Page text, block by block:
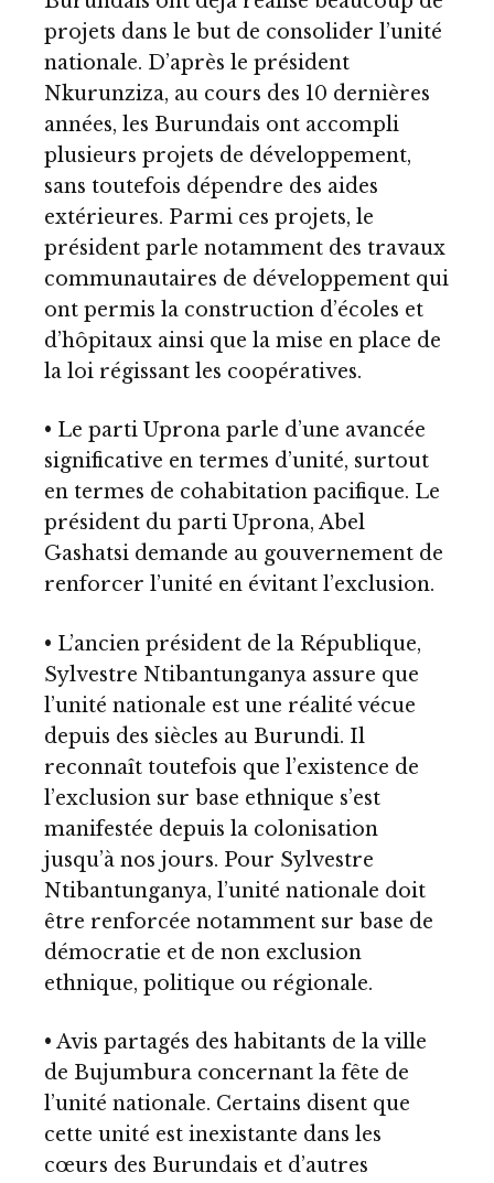
projets dans le but de consolider l’unité
nationale. D’après le président
Nkurunziza, au cours des 10 dernières
années, les Burundais ont accompli
plusieurs projets de développement,
sans toutefois dépendre des aides
extérieures. Parmi ces projets, le
président parle notamment des travaux
communautaires de développement qui
ont permis la construction d’écoles et
d’hôpitaux ainsi que la mise en place de
la loi régissant les coopératives.
• Le parti Uprona parle d’une avancée
significative en termes d’unité, surtout
en termes de cohabitation pacifique. Le
président du parti Uprona, Abel
Gashatsi demande au gouvernement de
renforcer l’unité en évitant l’exclusion.
• L’ancien président de la République,
Sylvestre Ntibantunganya assure que
l’unité nationale est une réalité vécue
depuis des siècles au Burundi. Il
reconnaît toutefois que l’existence de
l’exclusion sur base ethnique s’est
manifestée depuis la colonisation
jusqu’à nos jours. Pour Sylvestre
Ntibantunganya, l’unité nationale doit
être renforcée notamment sur base de
démocratie et de non exclusion
ethnique, politique ou régionale.
• Avis partagés des habitants de la ville
de Bujumbura concernant la fête de
l’unité nationale. Certains disent que
cette unité est inexistante dans les
cœurs des Burundais et d’autres